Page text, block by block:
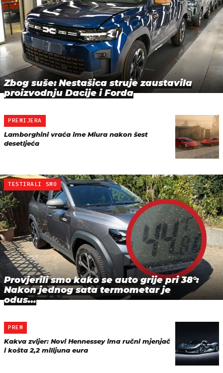
Zbog suše: Nestašica struje zaustavila
proizvodnju Dacije i Forda
PREMIJERA
Lamborghini vraća ime Miura nakon šest
desetljeća
TESTIRALI SMO
Provjerili smo kako se auto grije pri 38°:
Nakon jednog sata termometar je
odus…
PREM
Kakva zvijer: Novi Hennessey ima ručni mjenjač
i košta 2,2 milijuna eura